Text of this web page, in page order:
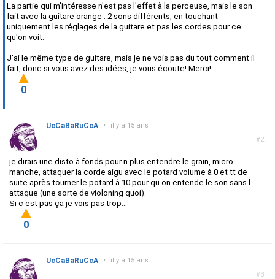
La partie qui m'intéresse n'est pas l'effet à la perceuse, mais le son
fait avec la guitare orange : 2 sons différents, en touchant
uniquement les réglages de la guitare et pas les cordes pour ce
qu'on voit.
J'ai le même type de guitare, mais je ne vois pas du tout comment il
fait, donc si vous avez des idées, je vous écoute! Merci!
0
#2
UcCaBaRuCcA • il y a 15 ans
je dirais une disto à fonds pour n plus entendre le grain, micro
manche, attaquer la corde aigu avec le potard volume à 0 et tt de
suite après tourner le potard à 10 pour qu on entende le son sans l
attaque (une sorte de violoning quoi).
Si c est pas ça je vois pas trop...
0
#3
UcCaBaRuCcA • il y a 15 ans